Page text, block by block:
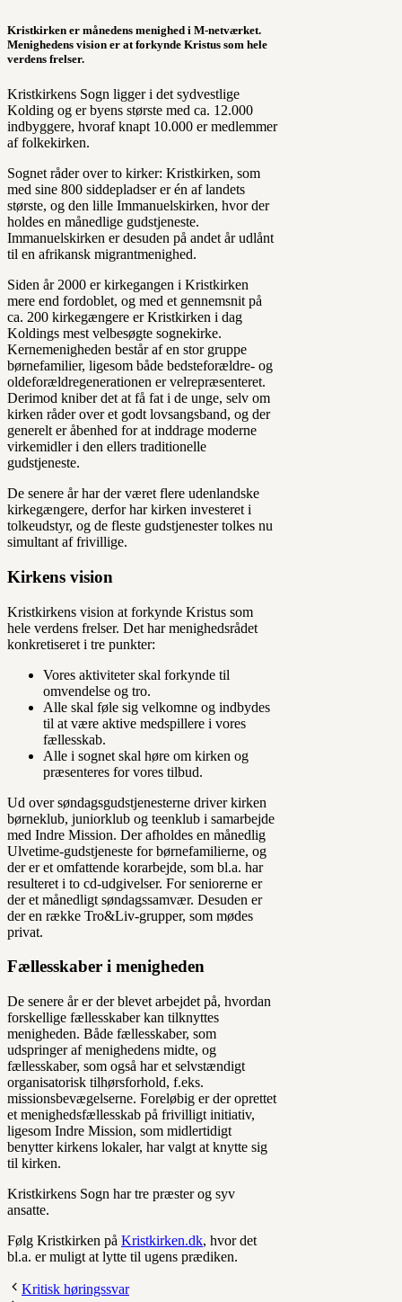
Kristkirken er månedens menighed i M-netværket.
Menighedens vision er at forkynde Kristus som hele
verdens frelser.
Kristkirkens Sogn ligger i det sydvestlige
Kolding og er byens største med ca. 12.000
indbyggere, hvoraf knapt 10.000 er medlemmer
af folkekirken.
Sognet råder over to kirker: Kristkirken, som
med sine 800 siddepladser er én af landets
største, og den lille Immanuelskirken, hvor der
holdes en månedlige gudstjeneste.
Immanuelskirken er desuden på andet år udlånt
til en afrikansk migrantmenighed.
Siden år 2000 er kirkegangen i Kristkirken
mere end fordoblet, og med et gennemsnit på
ca. 200 kirkegængere er Kristkirken i dag
Koldings mest velbesøgte sognekirke.
Kernemenigheden består af en stor gruppe
børnefamilier, ligesom både bedsteforældre- og
oldeforældregenerationen er velrepræsenteret.
Derimod kniber det at få fat i de unge, selv om
kirken råder over et godt lovsangsband, og der
generelt er åbenhed for at inddrage moderne
virkemidler i den ellers traditionelle
gudstjeneste.
De senere år har der været flere udenlandske
kirkegængere, derfor har kirken investeret i
tolkeudstyr, og de fleste gudstjenester tolkes nu
simultant af frivillige.
Kirkens vision
Kristkirkens vision at forkynde Kristus som
hele verdens frelser. Det har menighedsrådet
konkretiseret i tre punkter:
Vores aktiviteter skal forkynde til
omvendelse og tro.
Alle skal føle sig velkomne og indbydes
til at være aktive medspillere i vores
fællesskab.
Alle i sognet skal høre om kirken og
præsenteres for vores tilbud.
Ud over søndagsgudstjenesterne driver kirken
børneklub, juniorklub og teenklub i samarbejde
med Indre Mission. Der afholdes en månedlig
Ulvetime-gudstjeneste for børnefamilierne, og
der er et omfattende korarbejde, som bl.a. har
resulteret i to cd-udgivelser. For seniorerne er
der et månedligt søndagssamvær. Desuden er
der en række Tro&Liv-grupper, som mødes
privat.
Fællesskaber i menigheden
De senere år er der blevet arbejdet på, hvordan
forskellige fællesskaber kan tilknyttes
menigheden. Både fællesskaber, som
udspringer af menighedens midte, og
fællesskaber, som også har et selvstændigt
organisatorisk tilhørsforhold, f.eks.
missionsbevægelserne. Foreløbig er der oprettet
et menighedsfællesskab på frivilligt initiativ,
ligesom Indre Mission, som midlertidigt
benytter kirkens lokaler, har valgt at knytte sig
til kirken.
Kristkirkens Sogn har tre præster og syv
ansatte.
Følg Kristkirken på Kristkirken.dk, hvor det
bl.a. er muligt at lytte til ugens prædiken.
Kritisk høringssvar